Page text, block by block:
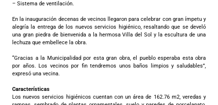
– Sistema de ventilación.
En la inauguración decenas de vecinos llegaron para celebrar con gran ímpetu y
alegría la entrega de los nuevos servicios higiénico, resaltando que se develó
una gran piedra de bienvenida a la hermosa Villa del Sol y la escultura de una
lechuza que embellece la obra.
“Gracias a la Municipalidad por esta gran obra, el pueblo esperaba esta obra
por años. Los vecinos por fin tendremos unos baños limpios y saludables”,
expresó una vecina.
Características
Los nuevos servicios higiénicos cuentan con un área de 162.76 m2, veredas y